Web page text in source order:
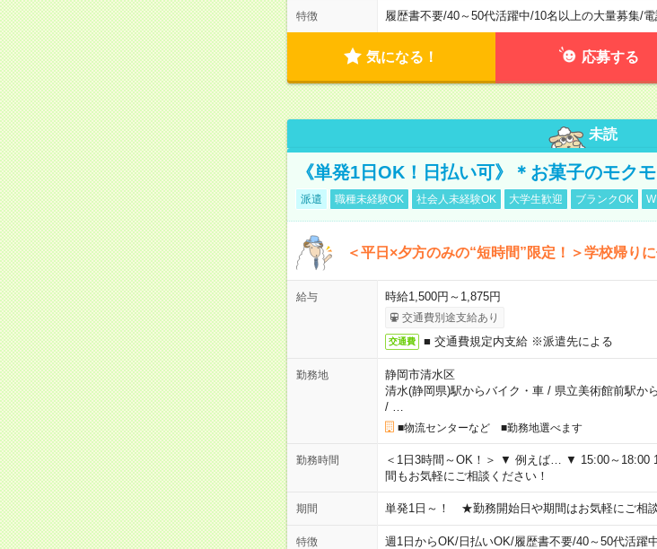
特徴 履歴書不要/40～50代活躍中/10名以上の大量募集/電
気になる！ 応募する
未読
《単発1日OK！日払い可》＊お菓子のモク
派遣 職種未経験OK 社会人未経験OK 大学生歓迎 ブランクOK
＜平日×夕方のみの“短時間”限定！＞学校帰り
給与 時給1,500円～1,875円
交通費別途支給あり
交通費 ■ 交通費規定内支給 ※派遣先による
勤務地
静岡市清水区
清水(静岡県)駅からバイク・車/ 県立美術館前駅か
/
■物流センターなど ■勤務地選べます
勤務時間
＜1日3時間～OK！＞ ▼ 例えば… ▼ 15:00～18:00
間もお気軽にご相談ください！
期間 単発1日～！ ★勤務開始日や期間はお気軽にご
特徴 週1日からOK/日払いOK/履歴書不要/40～50代活躍